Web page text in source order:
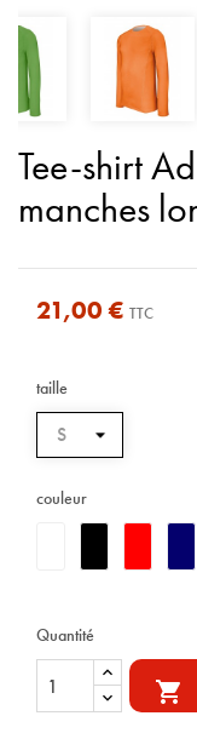
Tee-shirt
manches
21,00 € TTC
taille
couleur
Quantité
